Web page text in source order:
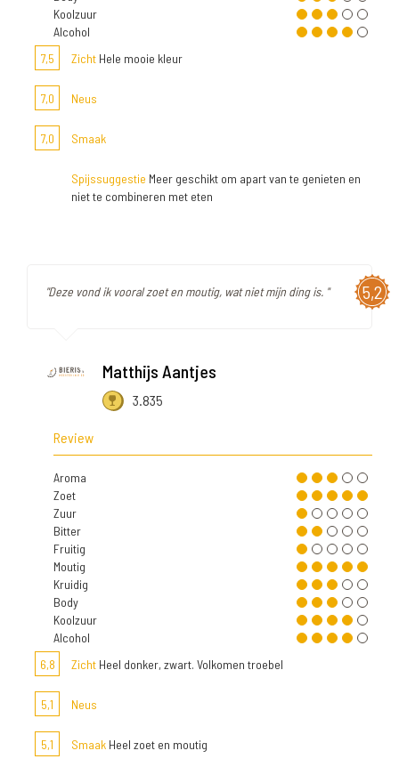
Koolzuur
Alcohol
7,5
Zicht Hele mooie kleur
7,0 Neus
7,0 Smaak
Spijssuggestie Meer geschikt om apart van te genieten en
niet te combineren met eten
5,2
"Deze vond ik vooral zoet en moutig, wat niet mijn ding is. "
Matthijs Aantjes
3.835
Review
Aroma
Zoet
Zuur
Bitter
Fruitig
Moutig
Kruidig
Body
Koolzuur
Alcohol
6,8
Zicht Heel donker, zwart. Volkomen troebel
5,1 Neus
5,1 Smaak Heel zoet en moutig